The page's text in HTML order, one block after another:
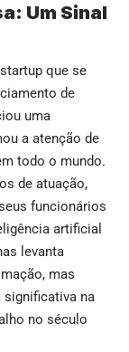
Um Sinal
que se
de
uma
a atenção de
todo o mundo.
de atuação,
funcionários
artificial
levanta
mas
significativa na
no século